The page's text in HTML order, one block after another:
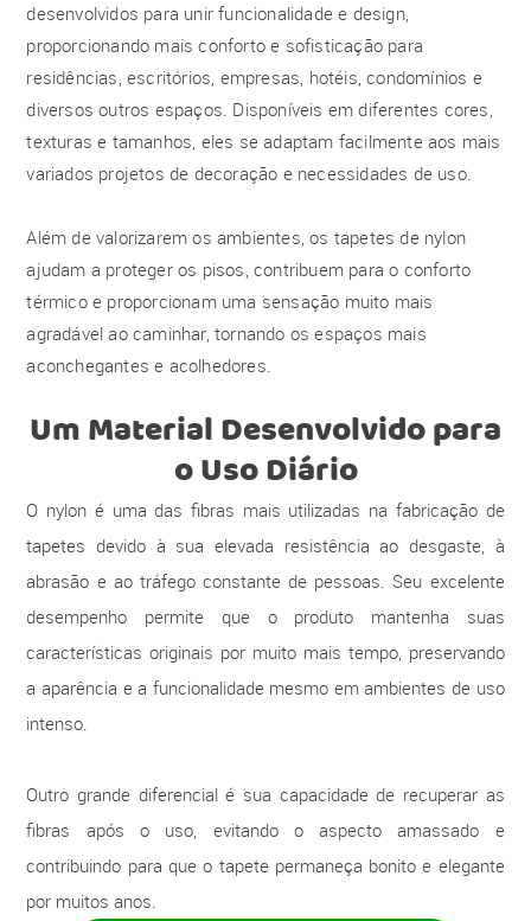
desenvolvidos para unir funcionalidade e design,
proporcionando mais conforto e sofisticação para
residências, escritórios, empresas, hotéis, condomínios e
diversos outros espaços. Disponíveis em diferentes cores,
texturas e tamanhos, eles se adaptam facilmente aos mais
variados projetos de decoração e necessidades de uso.
Além de valorizarem os ambientes, os tapetes de nylon
ajudam a proteger os pisos, contribuem para o conforto
térmico e proporcionam uma sensação muito mais
agradável ao caminhar, tornando os espaços mais
aconchegantes e acolhedores.
Um Material Desenvolvido para
o Uso Diário
O nylon é uma das fibras mais utilizadas na fabricação de
tapetes devido à sua elevada resistência ao desgaste, à
abrasão e ao tráfego constante de pessoas. Seu excelente
desempenho permite que o produto mantenha suas
características originais por muito mais tempo, preservando
a aparência e a funcionalidade mesmo em ambientes de uso
intenso.
Outro grande diferencial é sua capacidade de recuperar as
fibras após o uso, evitando o aspecto amassado e
contribuindo para que o tapete permaneça bonito e elegante
por muitos anos.